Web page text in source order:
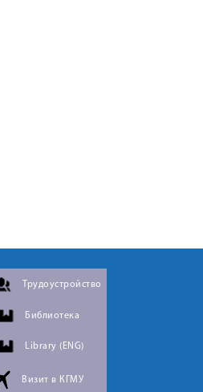
Трудоустройство
Библиотека
Library (ENG)
Визит в КГМУ